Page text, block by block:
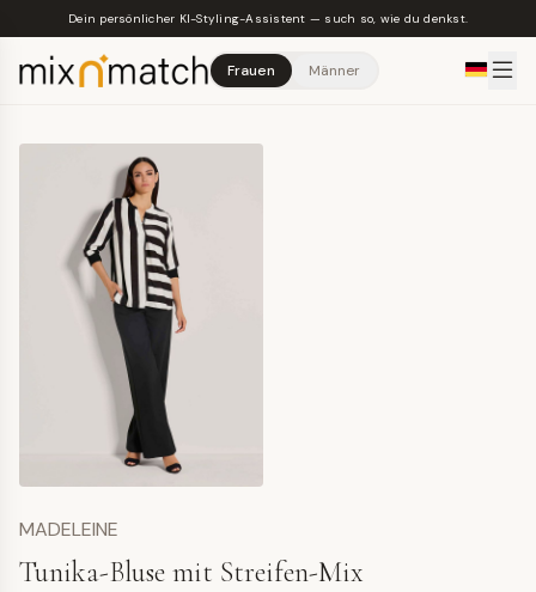
Skip to main content
Dein persönlicher KI-Styling-Assistent — such so, wie du denkst.
Frauen Männer
MADELEINE
Tunika-Bluse mit Streifen-Mix